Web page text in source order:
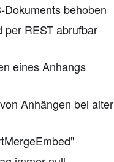
behoben
per REST abrufbar
eines Anhangs
Anhängen bei alter